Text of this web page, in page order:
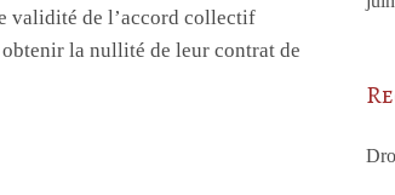
validité de l’accord collectif
la nullité de leur contrat de